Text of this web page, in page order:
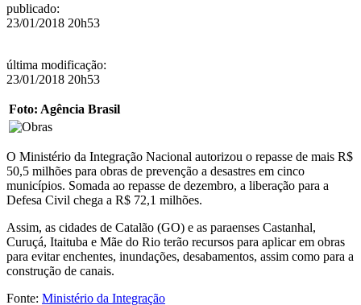
publicado:
23/01/2018 20h53
última modificação:
23/01/2018 20h53
Foto: Agência Brasil
O Ministério da Integração Nacional autorizou o repasse de mais R$
50,5 milhões para obras de prevenção a desastres em cinco
municípios. Somada ao repasse de dezembro, a liberação para a
Defesa Civil chega a R$ 72,1 milhões.
Assim, as cidades de Catalão (GO) e as paraenses Castanhal,
Curuçá, Itaituba e Mãe do Rio terão recursos para aplicar em obras
para evitar enchentes, inundações, desabamentos, assim como para a
construção de canais.
Fonte: Ministério da Integração